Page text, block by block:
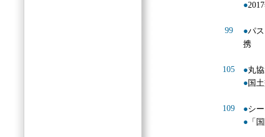
●
99 ●パ
携
105 ●丸
●国
109 ●シ
● 「